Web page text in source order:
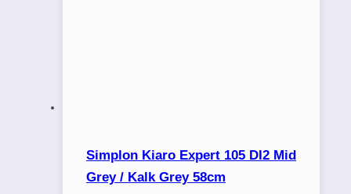
Simplon Kiaro Expert 105 DI2 Mid
Grey / Kalk Grey 58cm